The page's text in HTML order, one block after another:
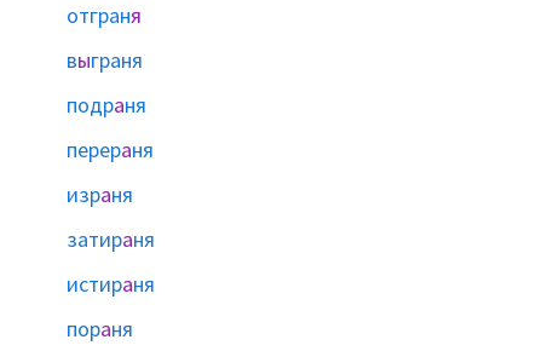
отграня
выграня
подраня
перераня
израня
затираня
истираня
пораня